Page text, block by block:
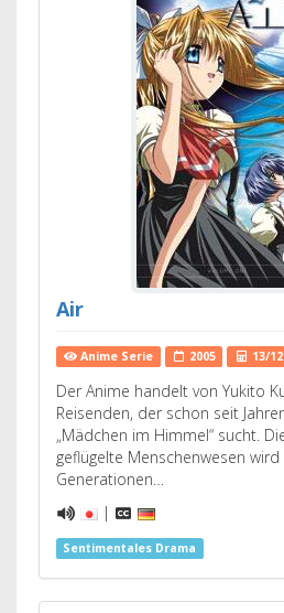
Air
Anime Serie 2005 13/12
Der Anime handelt von Yukito
Reisenden, der schon seit
„Mädchen im Himmel“ sucht.
geflügelte Menschenwesen
Generationen…
|
Sentimentales Drama